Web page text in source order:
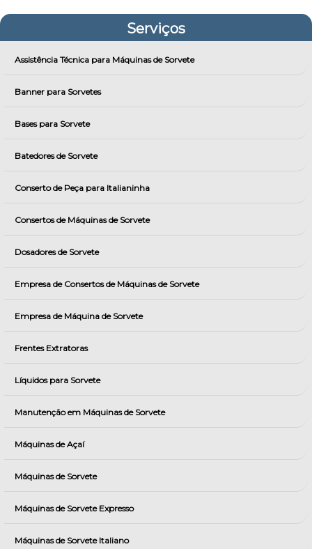
Serviços
Assistência Técnica para Máquinas de Sorvete
Banner para Sorvetes
Bases para Sorvete
Batedores de Sorvete
Conserto de Peça para Italianinha
Consertos de Máquinas de Sorvete
Dosadores de Sorvete
Empresa de Consertos de Máquinas de Sorvete
Empresa de Máquina de Sorvete
Frentes Extratoras
Líquidos para Sorvete
Manutenção em Máquinas de Sorvete
Máquinas de Açaí
Máquinas de Sorvete
Máquinas de Sorvete Expresso
Máquinas de Sorvete Italiano